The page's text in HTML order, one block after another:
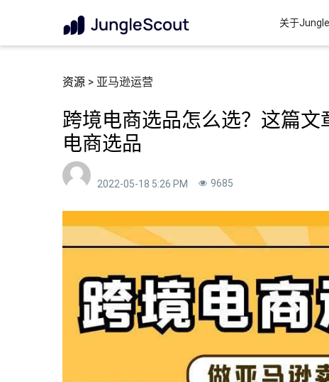
关于
资源 > 亚马逊运营
跨境电商选品怎么选？这篇
电商选品
2022-05-18 5:26 PM 9685